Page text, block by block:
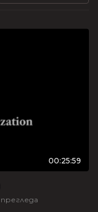
00:25:59
прегледа